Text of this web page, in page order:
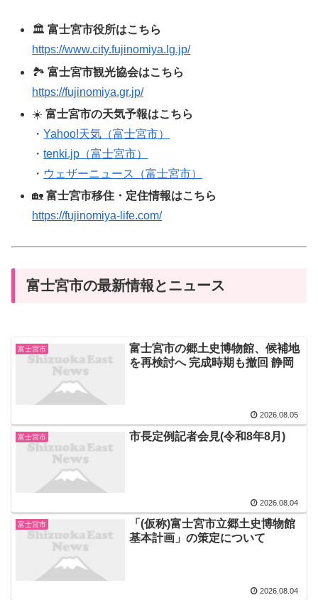
🏛️富士宮市役所はこちら
https://www.city.fujinomiya.lg.jp/
🏞️富士宮市観光協会はこちら
https://fujinomiya.gr.jp/
☀️富士宮市の天気予報はこちら
・Yahoo!天気（富士宮市）
・tenki.jp（富士宮市）
・ ウェザーニュース（富士宮市）
🏡富士宮市移住・定住情報はこちら
https://fujinomiya-life.com/
富士宮市の最新情報とニュース
富士宮市
富士宮市の郷土史博物館、候補地
を再検討へ 完成時期も撤回 静岡
2026.08.05
富士宮市 市長定例記者会見(令和8年8月)
2026.08.04
富士宮市
「(仮称)富士宮市立郷土史博物館
基本計画」の策定について
2026.08.04